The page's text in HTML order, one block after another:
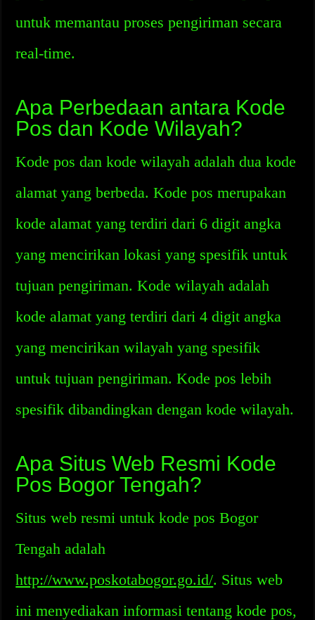
untuk memantau proses pengiriman secara
real-time.
Apa Perbedaan antara Kode
Pos dan Kode Wilayah?
Kode pos dan kode wilayah adalah dua kode
alamat yang berbeda. Kode pos merupakan
kode alamat yang terdiri dari 6 digit angka
yang mencirikan lokasi yang spesifik untuk
tujuan pengiriman. Kode wilayah adalah
kode alamat yang terdiri dari 4 digit angka
yang mencirikan wilayah yang spesifik
untuk tujuan pengiriman. Kode pos lebih
spesifik dibandingkan dengan kode wilayah.
Apa Situs Web Resmi Kode
Pos Bogor Tengah?
Situs web resmi untuk kode pos Bogor
Tengah adalah
http://www.poskotabogor.go.id/. Situs web
ini menyediakan informasi tentang kode pos,